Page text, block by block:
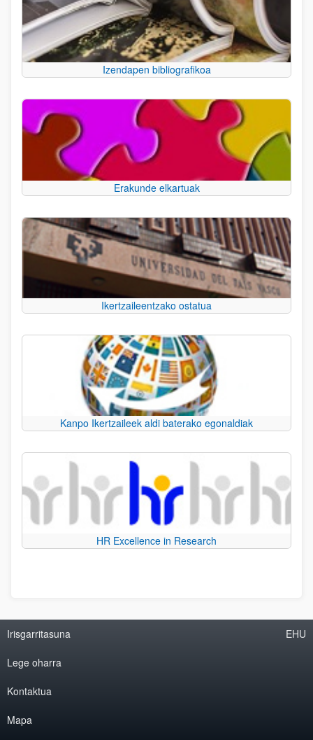
Izendapen bibliografikoa
Erakunde elkartuak
Ikertzaileentzako ostatua
Kanpo Ikertzaileek aldi baterako egonaldiak
HR Excellence in Research
Irisgarritasuna
Lege oharra
Kontaktua
Mapa
EHU